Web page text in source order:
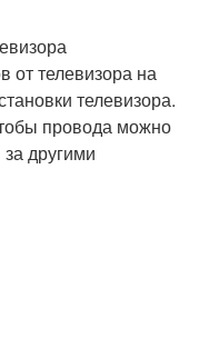
телевизора на
телевизора.
провода можно
другими